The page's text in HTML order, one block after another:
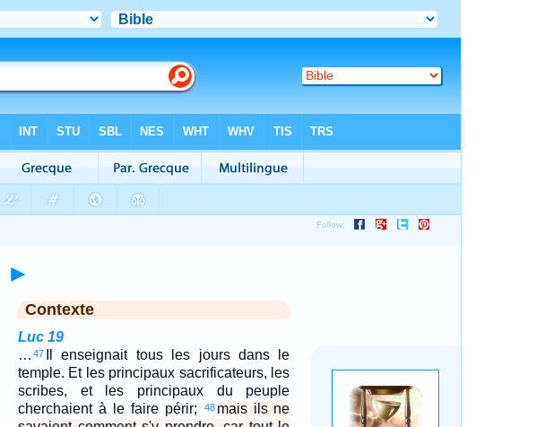
►
Contexte
Luc 19
… 47
Il enseignait tous les jours dans le
temple. Et les principaux sacrificateurs, les
scribes, et les principaux du peuple
cherchaient à le faire périr;
48 mais ils ne